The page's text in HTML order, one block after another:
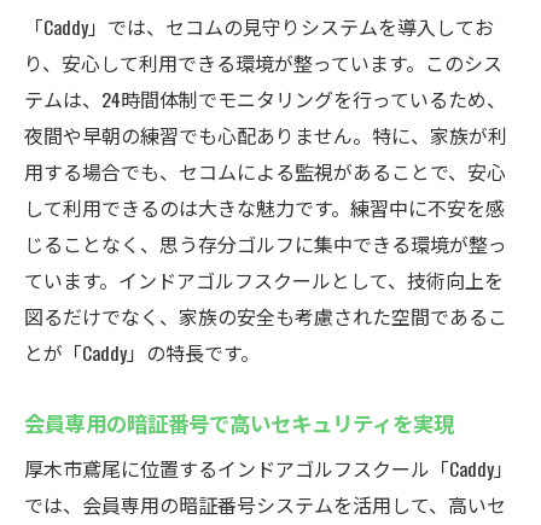
「Caddy」では、セコムの見守りシステムを導入してお
り、安心して利用できる環境が整っています。このシス
テムは、24時間体制でモニタリングを行っているため、
夜間や早朝の練習でも心配ありません。特に、家族が利
用する場合でも、セコムによる監視があることで、安心
して利用できるのは大きな魅力です。練習中に不安を感
じることなく、思う存分ゴルフに集中できる環境が整っ
ています。インドアゴルフスクールとして、技術向上を
図るだけでなく、家族の安全も考慮された空間であるこ
とが「Caddy」の特長です。
会員専用の暗証番号で高いセキュリティを実現
厚木市鳶尾に位置するインドアゴルフスクール「Caddy」
では、会員専用の暗証番号システムを活用して、高いセ